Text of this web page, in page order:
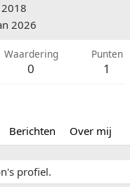
2026
Waardering
0
Punten
1
Berichten Over mij
profiel.